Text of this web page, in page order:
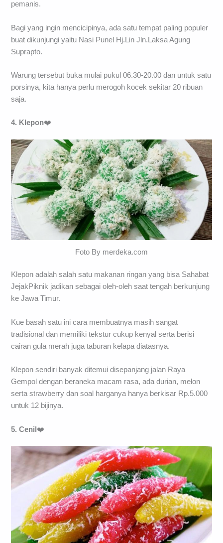
pemanis.
Bagi yang ingin mencicipinya, ada satu tempat paling populer
buat dikunjungi yaitu Nasi Punel Hj.Lin Jln.Laksa Agung
Suprapto.
Warung tersebut buka mulai pukul 06.30-20.00 dan untuk satu
porsinya, kita hanya perlu merogoh kocek sekitar 20 ribuan
saja.
4. Klepon❤️
Foto By merdeka.com
Klepon adalah salah satu makanan ringan yang bisa Sahabat
JejakPiknik jadikan sebagai oleh-oleh saat tengah berkunjung
ke Jawa Timur.
Kue basah satu ini cara membuatnya masih sangat
tradisional dan memiliki tekstur cukup kenyal serta berisi
cairan gula merah juga taburan kelapa diatasnya.
Klepon sendiri banyak ditemui disepanjang jalan Raya
Gempol dengan beraneka macam rasa, ada durian, melon
serta strawberry dan soal harganya hanya berkisar Rp.5.000
untuk 12 bijinya.
5. Cenil❤️